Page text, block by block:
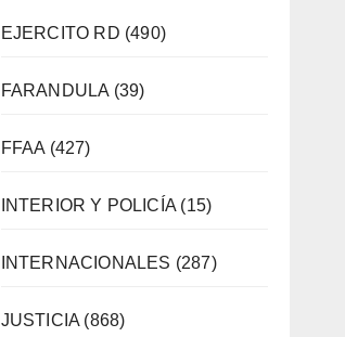
EJERCITO RD (490)
FARANDULA (39)
FFAA (427)
INTERIOR Y POLICÍA (15)
INTERNACIONALES (287)
JUSTICIA (868)